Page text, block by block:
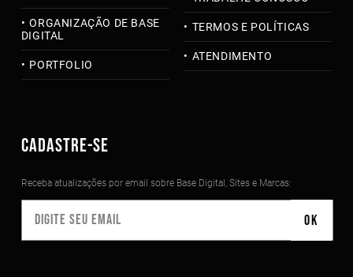
ORGANIZAÇÃO DE BASE
DIGITAL
PORTFOLIO
TERMOS E POLÍTICAS
ATENDIMENTO
CADASTRE-SE
Receba atualizações por email sobre Base Digital, Sites e Marcas: